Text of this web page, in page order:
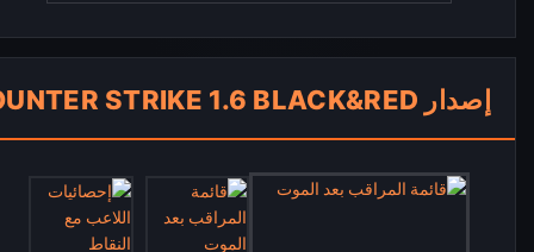
إصدار COUNTER STRIKE 1.6 BLACK&RED